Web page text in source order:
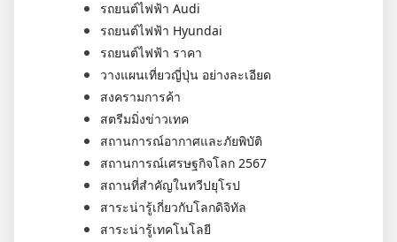
รถยนต์ไฟฟ้า Audi
รถยนต์ไฟฟ้า Hyundai
รถยนต์ไฟฟ้า ราคา
วางแผนเที่ยวญี่ปุ่น อย่างละเอียด
สงครามการค้า
สตรีมมิ่งข่าวเทค
สถานการณ์อากาศและภัยพิบัติ
สถานการณ์เศรษฐกิจโลก 2567
สถานที่สำคัญในทวีปยุโรป
สาระน่ารู้เกี่ยวกับโลกดิจิทัล
สาระน่ารู้เทคโนโลยี